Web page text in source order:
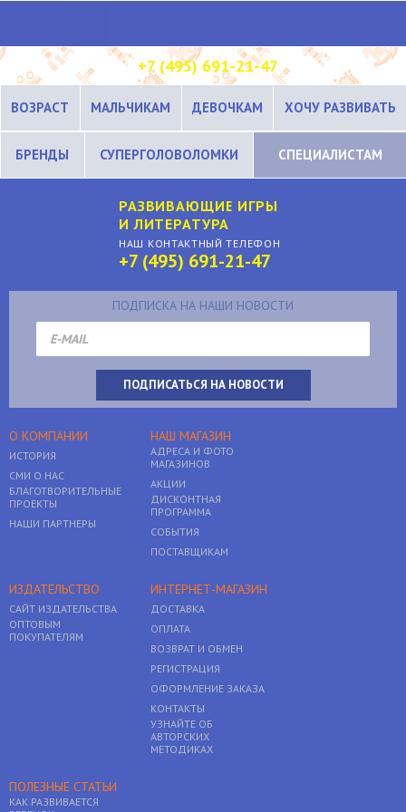
+7 (495) 691-21-47
ВОЗРАСТ МАЛЬЧИКАМ ДЕВОЧКАМ ХОЧУ РАЗВИВАТЬ
БРЕНДЫ СУПЕРГОЛОВОЛОМКИ СПЕЦИАЛИСТАМ
РАЗВИВАЮЩИЕ ИГРЫ
И ЛИТЕРАТУРА
НАШ КОНТАКТНЫЙ ТЕЛЕФОН
+7 (495) 691-21-47
ПОДПИСКА НА НАШИ НОВОСТИ
О КОМПАНИИ
ИСТОРИЯ
СМИ О НАС
БЛАГОТВОРИТЕЛЬНЫЕ
ПРОЕКТЫ
НАШИ ПАРТНЕРЫ
НАШ МАГАЗИН
АДРЕСА И ФОТО
МАГАЗИНОВ
АКЦИИ
ДИСКОНТНАЯ
ПРОГРАММА
СОБЫТИЯ
ПОСТАВЩИКАМ
ИЗДАТЕЛЬСТВО
САЙТ ИЗДАТЕЛЬСТВА
ОПТОВЫМ
ПОКУПАТЕЛЯМ
ИНТЕРНЕТ-МАГАЗИН
ДОСТАВКА
ОПЛАТА
ВОЗВРАТ И ОБМЕН
РЕГИСТРАЦИЯ
ОФОРМЛЕНИЕ ЗАКАЗА
КОНТАКТЫ
УЗНАЙТЕ ОБ
АВТОРСКИХ
МЕТОДИКАХ
ПОЛЕЗНЫЕ СТАТЬИ
КАК РАЗВИВАЕТСЯ